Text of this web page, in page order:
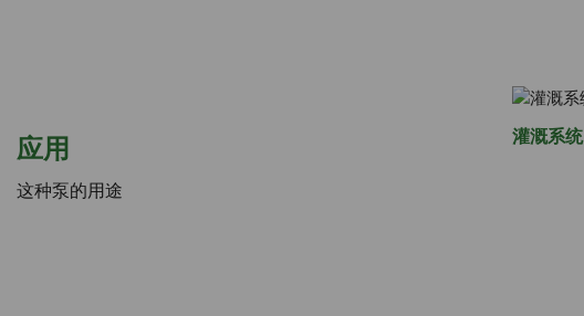
应用
这种泵的用途
灌溉系统